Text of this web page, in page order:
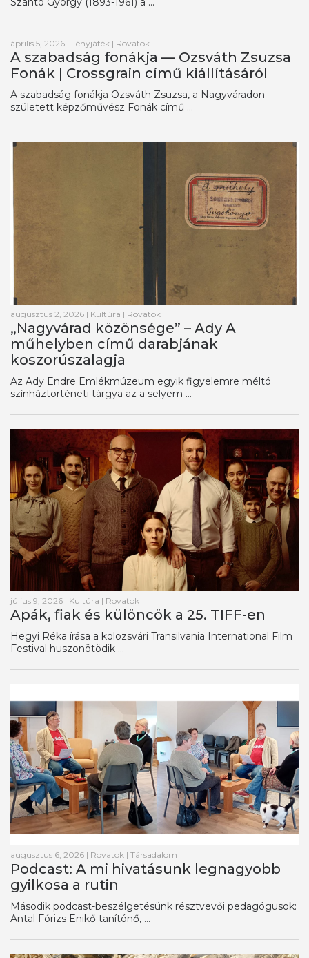
április 5, 2026 | Fényjáték | Rovatok
A szabadság fonákja — Ozsváth Zsuzsa
Fonák | Crossgrain című kiállításáról
A szabadság fonákja Ozsváth Zsuzsa, a Nagyváradon
született képzőművész Fonák című ...
augusztus 2, 2026 | Kultúra | Rovatok
„Nagyvárad közönsége” – Ady A
műhelyben című darabjának
koszorúszalagja
Az Ady Endre Emlékmúzeum egyik figyelemre méltó
színháztörténeti tárgya az a selyem ...
július 9, 2026 | Kultúra | Rovatok
Apák, fiak és különcök a 25. TIFF-en
Hegyi Réka írása a kolozsvári Transilvania International Film
Festival huszonötödik ...
augusztus 6, 2026 | Rovatok | Társadalom
Podcast: A mi hivatásunk legnagyobb
gyilkosa a rutin
Második podcast-beszélgetésünk résztvevői pedagógusok:
Antal Fórizs Enikő tanítónő, ...